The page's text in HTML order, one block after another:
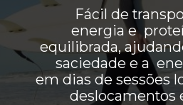
Fácil de
energia e
equilibrada,
saciedade e a
em dias de sessões
deslocamentos